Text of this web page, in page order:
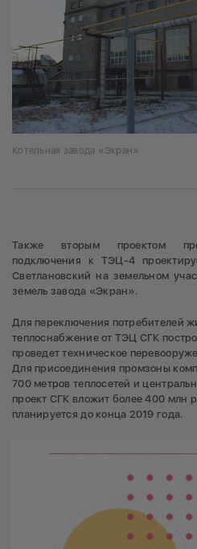
Котельная завода «Экран»
Также вторым проектом
подключения к ТЭЦ-4
Светлановский на земельном
земель завода «Экран».
Для переключения потребителей
теплоснабжение от ТЭЦ СГК
проведет техническое
Для присоединения промзоны
700 метров теплосетей и
проект СГК вложит более 400 млн
планируется до конца 2019 года.